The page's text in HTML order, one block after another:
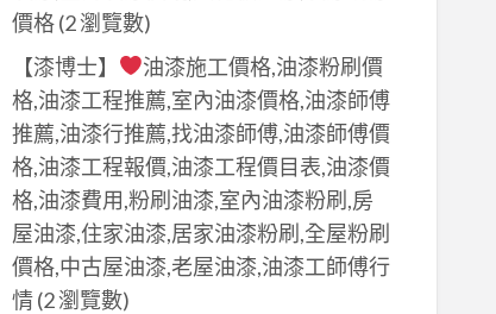
價格(2 瀏覽數)
【漆博士】
油漆施工價格,油漆粉刷價
格,油漆工程推薦,室內油漆價格,油漆師傅
推薦,油漆行推薦,找油漆師傅,油漆師傅價
格,油漆工程報價,油漆工程價目表,油漆價
格,油漆費用,粉刷油漆,室內油漆粉刷,房
屋油漆,住家油漆,居家油漆粉刷,全屋粉刷
價格,中古屋油漆,老屋油漆,油漆工師傅行
情(2 瀏覽數)